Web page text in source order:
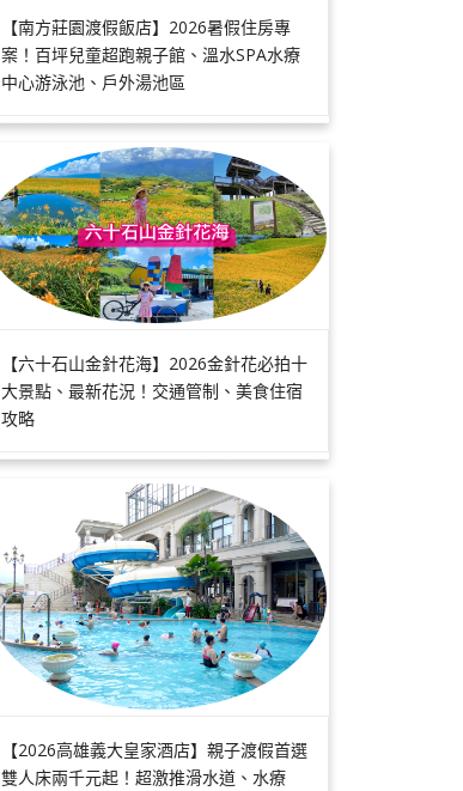
【南方莊園渡假飯店】2026暑假住房專
案！百坪兒童超跑親子館、溫水SPA水療
中心游泳池、戶外湯池區
【六十石山金針花海】2026金針花必拍十
大景點、最新花況！交通管制、美食住宿
攻略
【2026高雄義大皇家酒店】親子渡假首選
雙人床兩千元起！超激推滑水道、水療